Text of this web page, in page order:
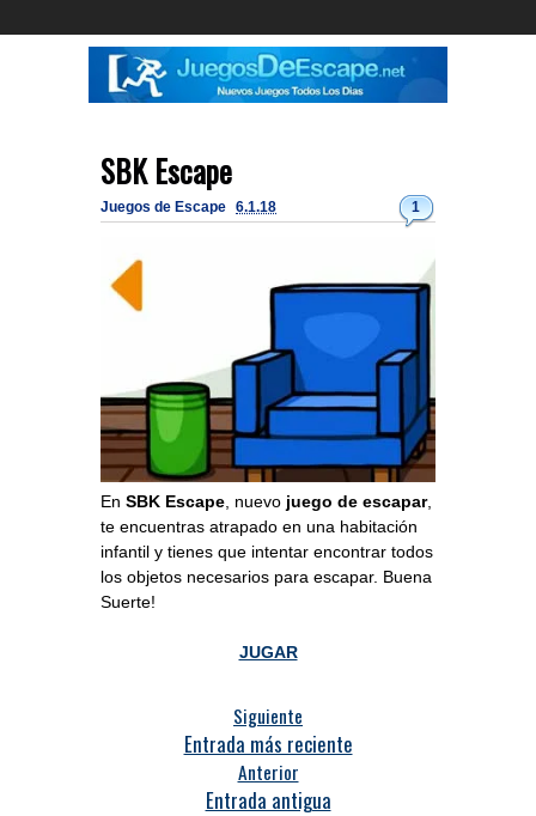
SBK Escape
1
Juegos de Escape 6.1.18
En SBK Escape , nuevo juego de escapar,
te encuentras atrapado en una habitación
infantil y tienes que intentar encontrar todos
los objetos necesarios para escapar. Buena
Suerte!
JUGAR
Siguiente
Entrada más reciente
Anterior
Entrada antigua